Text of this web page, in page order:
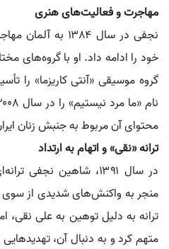
مهاجرت و فعالیت‌های هنری
نجفی در سال ۱۳۸۴
گروه موسیقی «آنتی کاریزما» را
محتوای آن مربوط به جنبش زنان
ترانه «نقی» و اتهام به ارتداد
در سال ۱۳۹۱، شاهین
منجر به واکنش‌های شدیدی از
ترانه به دلیل توهین به علی نقی،
متهم کرد و به دنبال آن،